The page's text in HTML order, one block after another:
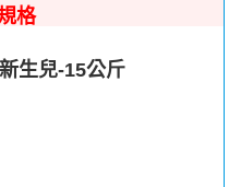
格
生兒-15公斤